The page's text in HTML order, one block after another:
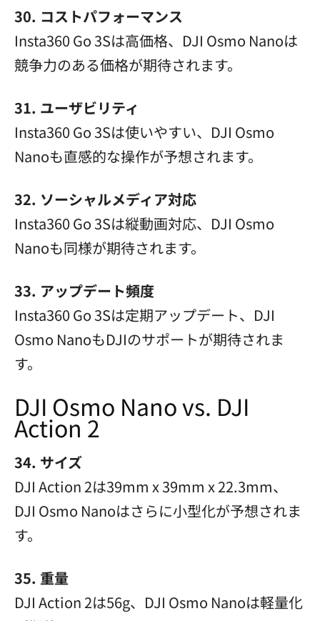
30. コストパフォーマンス
Insta360 Go 3Sは高価格、DJI Osmo Nanoは
競争力のある価格が期待されます。
31. ユーザビリティ
Insta360 Go 3Sは使いやすい、DJI Osmo
Nanoも直感的な操作が予想されます。
32. ソーシャルメディア対応
Insta360 Go 3Sは縦動画対応、DJI Osmo
Nanoも同様が期待されます。
33. アップデート頻度
Insta360 Go 3Sは定期アップデート、DJI
Osmo NanoもDJIのサポートが期待されま
す。
DJI Osmo Nano vs. DJI
Action 2
34. サイズ
DJI Action 2は39mm x 39mm x 22.3mm、
DJI Osmo Nanoはさらに小型化が予想されま
す。
35. 重量
DJI Action 2は56g、DJI Osmo Nanoは軽量化